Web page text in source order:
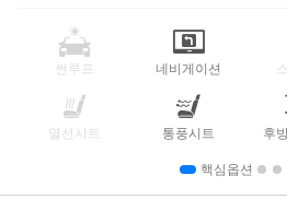
썬루프 네비게이션
열선시트 통풍시트 후
핵심옵션